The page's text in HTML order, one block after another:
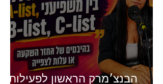
הבנצ׳מרק הראשון לפעילות